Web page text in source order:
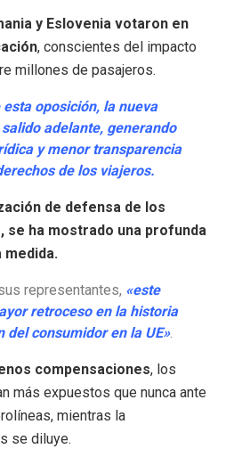
y Eslovenia votaron en
, conscientes del impacto
millones de pasajeros.
oposición, la nueva
adelante, generando
y menor transparencia
de los viajeros.
de defensa de los
se ha mostrado una profunda
medida.
representantes, «este
retroceso en la historia
del consumidor en la UE».
compensaciones, los
más expuestos que nunca ante
mientras la
se diluye.